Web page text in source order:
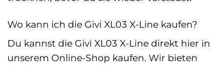
Wo kann ich die Givi XL03 X-Line kaufen?
Du kannst die Givi XL03 X-Line direkt hier in
unserem Online-Shop kaufen. Wir bieten